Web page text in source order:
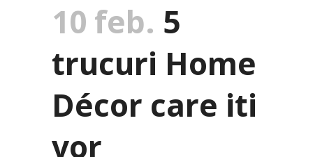
10 feb. 5
trucuri Home
Décor care iti
vor